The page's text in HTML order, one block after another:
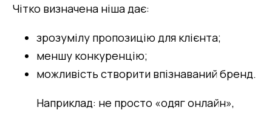
Чітко визначена ніша дає:
зрозумілу пропозицію для клієнта;
меншу конкуренцію;
можливість створити впізнаваний бренд.
Наприклад: не просто «одяг онлайн»,